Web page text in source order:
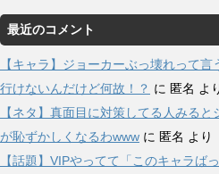
最近のコメント
【キャラ】ジョーカーぶっ壊れって
行けないんだけど何故！？ に 匿名 よ
【ネタ】真面目に対策してる人みる
が恥ずかしくなるわwww に 匿名 より
【話題】VIPやってて「このキャラば